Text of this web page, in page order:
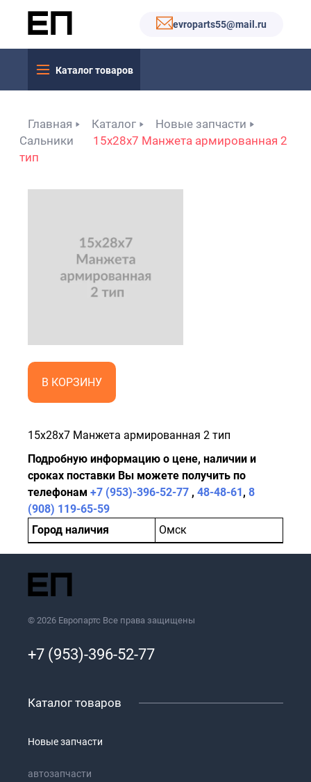
evroparts55@mail.ru
Каталог товаров
Главная Каталог
Новые запчасти
Сальники
15x28x7 Манжета армированная 2
тип
В КОРЗИНУ
15x28x7 Манжета армированная 2 тип
Подробную информацию о цене, наличии и
сроках поставки Вы можете получить по
телефонам +7 (953)-396-52-77 , 48-48-61, 8
(908) 119-65-59
Город наличия
Омск
© 2026 Европартс Все права защищены
+7 (953)-396-52-77
Каталог товаров
Новые запчасти
автозапчасти